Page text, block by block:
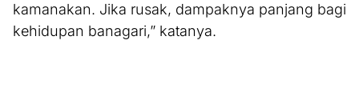
kamanakan. Jika rusak, dampaknya panjang bagi
kehidupan banagari,” katanya.